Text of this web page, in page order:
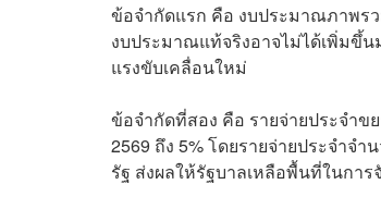
ข้อจำกัดแรก คือ งบประมาณภาพรว
งบประมาณแท้จริงอาจไม่ได้เพิ่มขึ้
แรงขับเคลื่อนใหม่
ข้อจำกัดที่สอง คือ รายจ่ายประจำข
2569 ถึง 5% โดยรายจ่ายประจำจ
รัฐ ส่งผลให้รัฐบาลเหลือพื้นที่ในกา